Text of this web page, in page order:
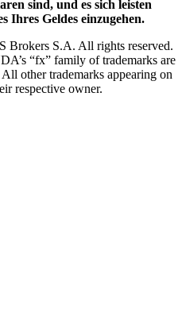
sind, und es sich leisten
Ihres Geldes einzugehen.
S.A. All rights reserved.
“fx” family of trademarks are
other trademarks appearing on
respective owner.